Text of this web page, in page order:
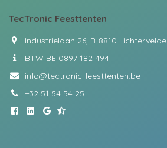
TecTronic Feesttenten
Industrielaan 26, B-8810 Lichtervelde
BTW BE 0897 182 494
info@tectronic-feesttenten.be
+32 51 54 54 25